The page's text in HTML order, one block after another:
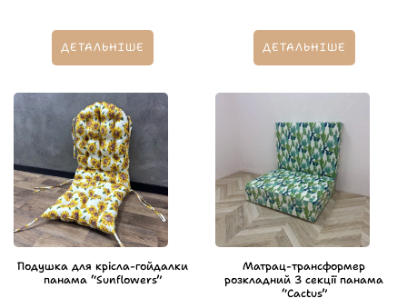
ДЕТАЛЬНІШЕ ДЕТАЛЬНІШЕ
Подушка для крісла-гойдалки
панама “Sunflowers”
Матрац-трансформер
розкладний 3 секції панама
“Cactus”